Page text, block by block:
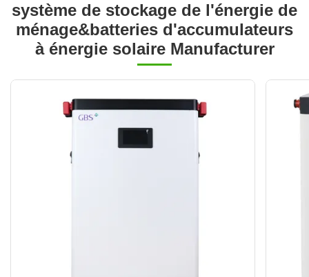
système de stockage de l'énergie de
ménage&batteries d'accumulateurs
à énergie solaire Manufacturer